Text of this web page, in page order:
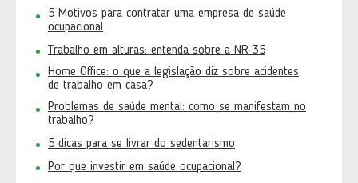
5 Motivos para contratar uma empresa de saúde
ocupacional
Trabalho em alturas: entenda sobre a NR-35
Home Office: o que a legislação diz sobre acidentes
de trabalho em casa?
Problemas de saúde mental: como se manifestam no
trabalho?
5 dicas para se livrar do sedentarismo
Por que investir em saúde ocupacional?